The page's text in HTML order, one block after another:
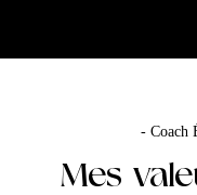
- Coach
Mes